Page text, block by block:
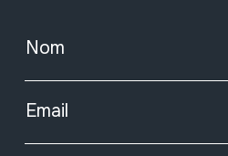
Nom
Email